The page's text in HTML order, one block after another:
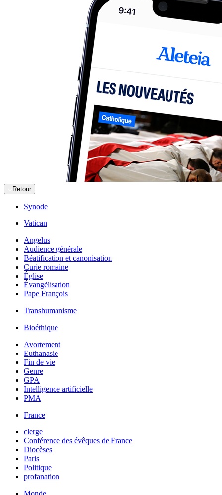
Retour
Synode
Vatican
Angelus
Audience générale
Béatification et canonisation
Curie romaine
Église
Évangélisation
Pape François
Transhumanisme
Bioéthique
Avortement
Euthanasie
Fin de vie
Genre
GPA
Intelligence artificielle
PMA
France
clerge
Conférence des évêques de France
Diocèses
Paris
Politique
profanation
Monde